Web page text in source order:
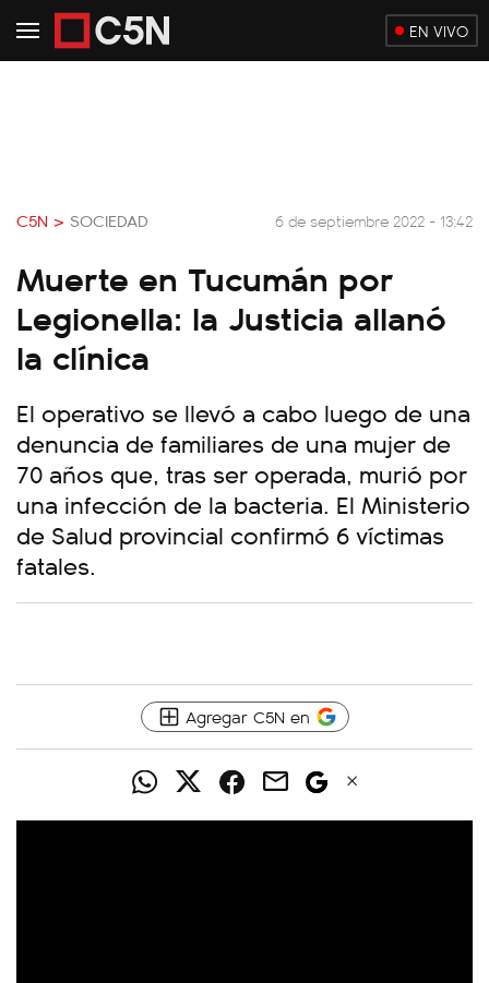
EN VIVO
C5N > SOCIEDAD 6 de septiembre 2022 - 13:42
Muerte en Tucumán por
Legionella: la Justicia allanó
la clínica
El operativo se llevó a cabo luego de una
denuncia de familiares de una mujer de
70 años que, tras ser operada, murió por
una infección de la bacteria. El Ministerio
de Salud provincial confirmó 6 víctimas
fatales.
Agregar C5N en